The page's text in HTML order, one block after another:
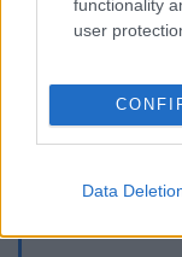
functionality
user
Data